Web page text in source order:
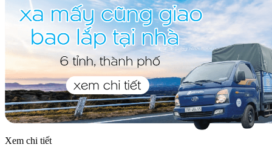
Xem chi tiết